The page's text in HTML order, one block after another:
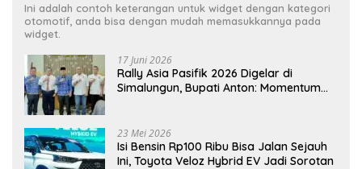
Ini adalah contoh keterangan untuk widget dengan kategori
otomotif, anda bisa dengan mudah memasukkannya pada
widget.
17 Juni 2026
Rally Asia Pasifik 2026 Digelar di
Simalungun, Bupati Anton: Momentum
23 Mei 2026
Isi Bensin Rp100 Ribu Bisa Jalan Sejauh
Ini, Toyota Veloz Hybrid EV Jadi Sorotan